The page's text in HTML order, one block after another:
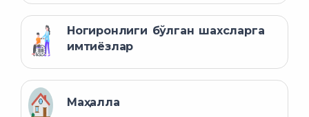
Ногиронлиги бўлган шахсларга
имтиёзлар
Маҳалла